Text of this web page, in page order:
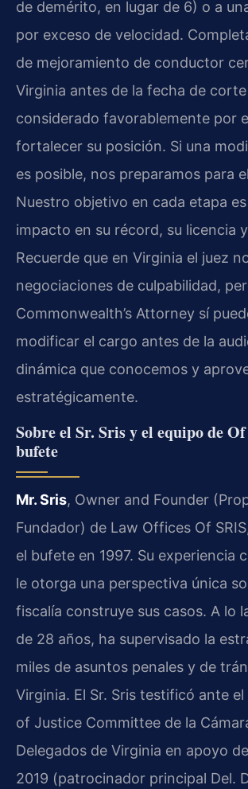
de demérito, en lugar de 6) o a
por exceso de velocidad.
de mejoramiento de conductor
Virginia antes de la fecha de
considerado favorablemente por
fortalecer su posición. Si una
es posible, nos preparamos para
Nuestro objetivo en cada etapa
impacto en su récord, su licencia
Recuerde que en Virginia el juez
negociaciones de culpabilidad,
Commonwealth’s Attorney sí
modificar el cargo antes de la
dinámica que conocemos y
estratégicamente.
Sobre el Sr. Sris y el equipo de
bufete
Mr. Sris, Owner and Founder
Fundador) de Law Offices Of
el bufete en 1997. Su experiencia
le otorga una perspectiva única
fiscalía construye sus casos. A lo
de 28 años, ha supervisado la
miles de asuntos penales y de
Virginia. El Sr. Sris testificó ante
of Justice Committee de la
Delegados de Virginia en apoyo
2019 (patrocinador principal Del.